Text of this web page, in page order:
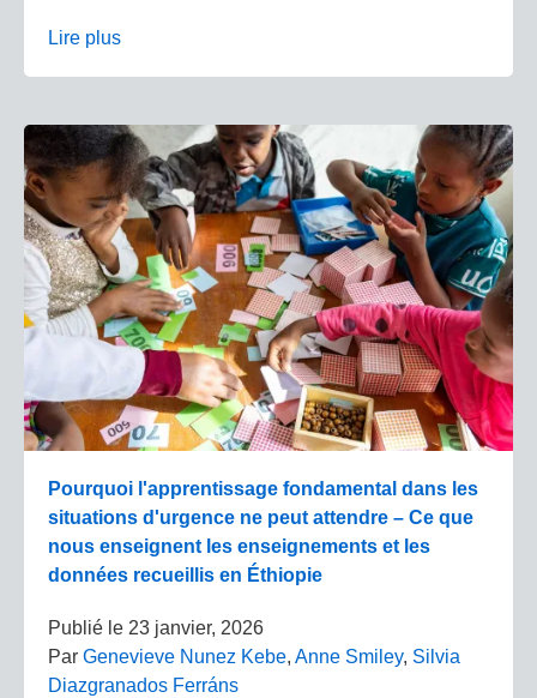
Lire plus
Pourquoi l'apprentissage fondamental dans les
situations d'urgence ne peut attendre – Ce que
nous enseignent les enseignements et les
données recueillis en Éthiopie
Publié le 23 janvier, 2026
Par Genevieve Nunez Kebe, Anne Smiley, Silvia
Diazgranados Ferráns